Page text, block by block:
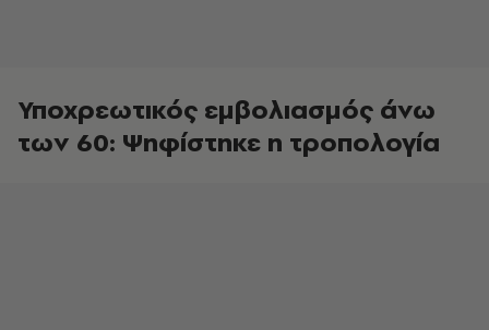
Υποχρεωτικός εμβολιασμός άνω
των 60: Ψηφίστηκε η τροπολογία